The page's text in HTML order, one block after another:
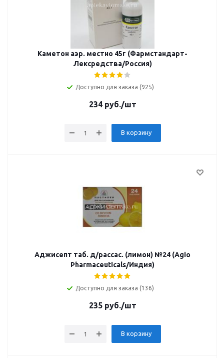
Каметон аэр. местно 45г (Фармстандарт-
Лексредства/Россия)
Доступно для заказа (925)
234руб./шт
В корзину
Аджисепт таб. д/рассас. (лимон) №24 (Agio
Pharmaceuticals/Индия)
Доступно для заказа (136)
235руб./шт
В корзину